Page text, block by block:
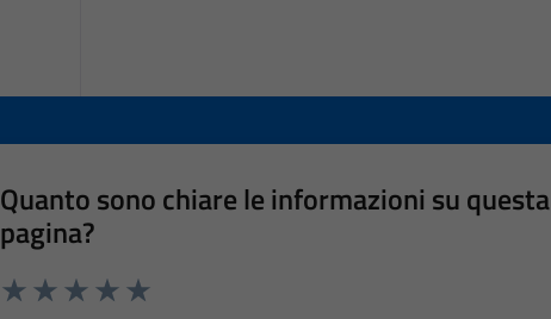
Quanto sono chiare le informazioni su questa
pagina?